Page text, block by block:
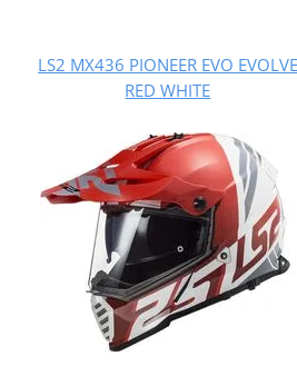
LS2 MX436 PIONEER EVO EVOLVE
RED WHITE